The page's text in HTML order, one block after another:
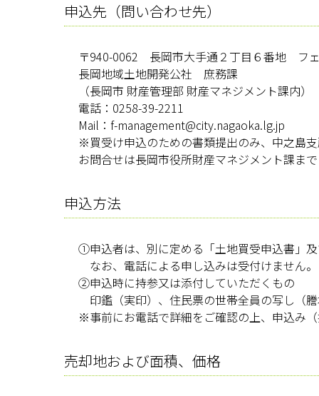
申込先（問い合わせ先）
〒940-0062 長岡市大手通２丁目６番地 フ
長岡地域土地開発公社 庶務課
（長岡市 財産管理部 財産マネジメント課内）
電話：0258-39-2211
Mail：f-management@city.nagaoka.lg.jp
※買受け申込のための書類提出のみ、中之島
お問合せは長岡市役所財産マネジメント課ま
申込方法
①申込者は、別に定める「土地買受申込書」
なお、電話による申し込みは受付けません。
②申込時に持参又は添付していただくもの
印鑑（実印）、住民票の世帯全員の写し（
※事前にお電話で詳細をご確認の上、申込み
売却地および面積、価格